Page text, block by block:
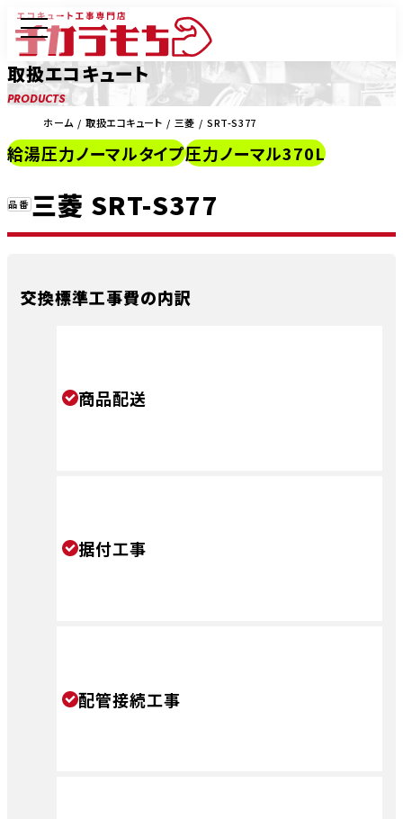
取扱エコキュート
PRODUCTS
ホーム 取扱エコキュート 三菱 SRT-S377
給湯圧力ノーマルタイプ圧力ノーマル370L
三菱 SRT-S377
交換標準工事費の内訳
商品配送
据付工事
配管接続工事